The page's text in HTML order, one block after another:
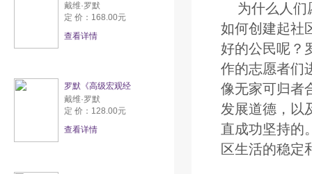
戴维·罗默
定 价：168.00元
查看详情
罗默《高级宏观经
戴维·罗默
定 价：128.00元
查看详情
为什么人们
如何创建起社
好的公民呢？
作的志愿者们
像无家可归者
发展道德，以
直成功坚持的
区生活的稳定